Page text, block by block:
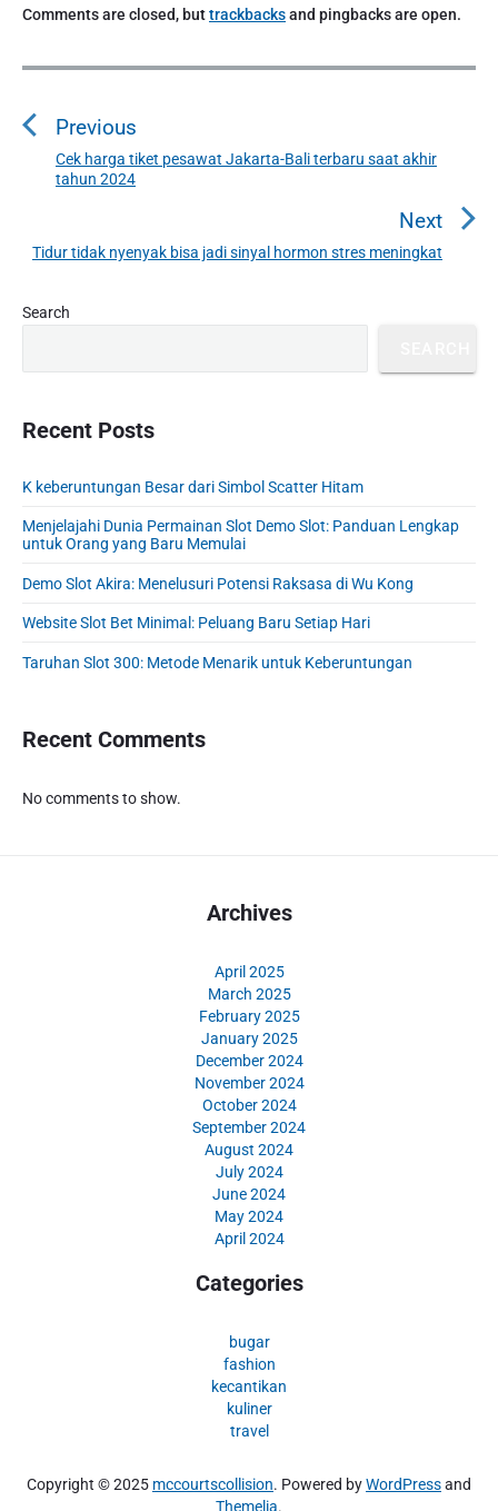
Comments are closed, buttrackbacksand pingbacks are open.
P
s
v
g
t
o
Previous
P
r
v
o
u
s
:
Cek harga tiket pesawat Jakarta-Bali terbaru saat akhir
tahun 2024
Next
N
Tidur tidak nyenyak bisa jadi sinyal hormon stres meningkat
P
r
i
d
e
a
r
Search
Recent Posts
K keberuntungan Besar dari Simbol Scatter Hitam
Menjelajahi Dunia Permainan Slot Demo Slot: Panduan Lengkap
untuk Orang yang Baru Memulai
Demo Slot Akira: Menelusuri Potensi Raksasa di Wu Kong
Website Slot Bet Minimal: Peluang Baru Setiap Hari
Taruhan Slot 300: Metode Menarik untuk Keberuntungan
Recent Comments
No comments to show.
Archives
April 2025
March 2025
February 2025
January 2025
December 2024
November 2024
October 2024
September 2024
August 2024
July 2024
June 2024
May 2024
April 2024
Categories
bugar
fashion
kecantikan
kuliner
travel
Copyright © 2025 mccourtscollision. Powered byWordPressand
Themelia.